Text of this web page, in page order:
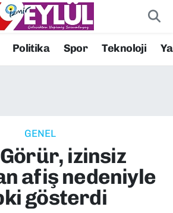
Politika Spor Teknoloji
GENEL
izinsiz
afiş nedeniyle
gösterdi
Eczaneler
Durumu ve Fikstür